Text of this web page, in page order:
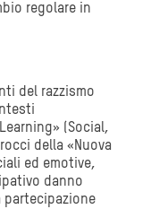
regolare in
del razzismo
(Social,
della «Nuova
ed emotive,
danno
partecipazione